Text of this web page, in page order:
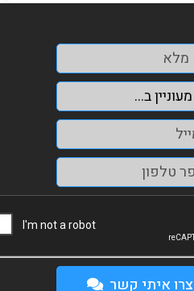
צרו איתי קשר